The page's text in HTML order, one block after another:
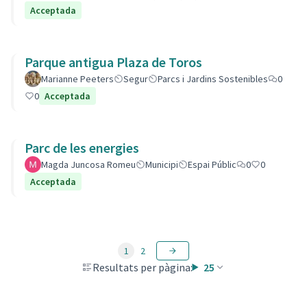
Acceptada
Parque antigua Plaza de Toros
Marianne Peeters Segur Parcs i Jardins Sostenibles
0
0 Acceptada
Parc de les energies
Magda Juncosa Romeu Municipi Espai Públic 0
0
Acceptada
Resultats per pàgina: 25
1 2